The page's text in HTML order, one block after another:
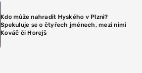
Kdo může nahradit Hyského v Plzni?
Spekuluje se o čtyřech jménech, mezi nimi
Kováč či Horejš